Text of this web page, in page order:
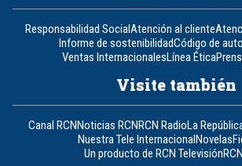
Responsabilidad SocialAtención al cliente
Informe de sostenibilidadCódigo de
Ventas InternacionalesLínea Ética
Visite también
Canal RCNNoticias RCNRCN RadioLa
Nuestra Tele InternacionalNovelas
Un producto de RCN Televisión